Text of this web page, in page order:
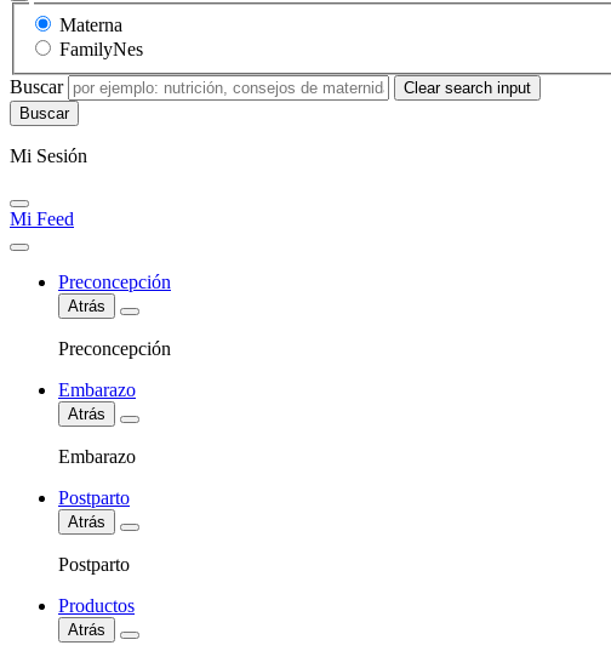
Materna
FamilyNes
Buscar
Clear search input
Mi Sesión
Mi Feed
Preconcepción
Atrás
Preconcepción
Embarazo
Atrás
Embarazo
Postparto
Atrás
Postparto
Productos
Atrás